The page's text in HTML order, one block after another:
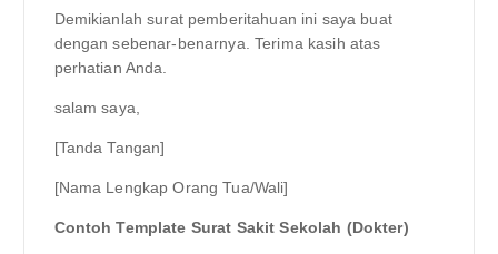
Demikianlah surat pemberitahuan ini saya buat
dengan sebenar-benarnya. Terima kasih atas
perhatian Anda.
salam saya,
[Tanda Tangan]
[Nama Lengkap Orang Tua/Wali]
Contoh Template Surat Sakit Sekolah (Dokter)